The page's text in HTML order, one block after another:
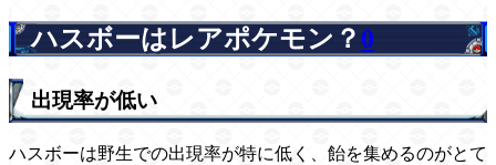
ハスボーはレアポケモン？ 0
出現率が低い
ハスボーは野生での出現率が特に低く、飴を集めるのがとて